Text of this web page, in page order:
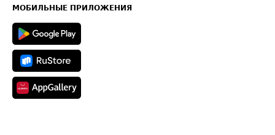
Техническая информация
МОБИЛЬНЫЕ ПРИЛОЖЕНИЯ